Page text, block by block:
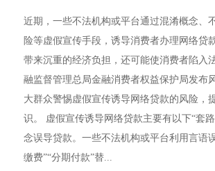
近期，一些不法机构或平台通过混淆概念、
险等虚假宣传手段，诱导消费者办理网络贷
带来沉重的经济负担，还可能使消费者陷入
融监督管理总局金融消费者权益保护局发布
大群众警惕虚假宣传诱导网络贷款的风险，
识。 虚假宣传诱导网络贷款主要有以下“套
念误导贷款。一些不法机构或平台利用言语
缴费”“分期付款”替...